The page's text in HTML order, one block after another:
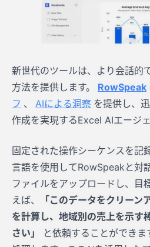
新世代のツールは、より会話的
方法を提供します。
RowSpeak
フ 、 AIによる洞察 を提供し、
作成を実現するExcel AIエージェ
固定された操作シーケンスを記
言語を使用してRowSpeakと対
ファイルをアップロードし、目
えば、
「このデータをクリー
を計算し、地域別の売上を示す
さい」
と依頼することができ